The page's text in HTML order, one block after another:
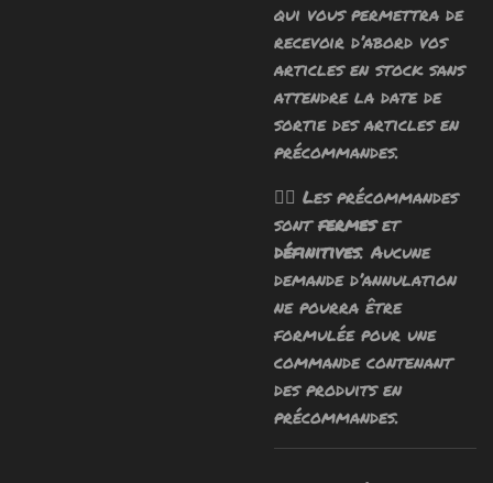
qui vous permettra de
recevoir d’abord vos
articles en stock sans
attendre la date de
sortie des articles en
précommandes.
🧙‍♂️ Les précommandes
sontfermeset
définitives. Aucune
demande d’annulation
ne pourra être
formulée pour une
commande contenant
des produits en
précommandes.